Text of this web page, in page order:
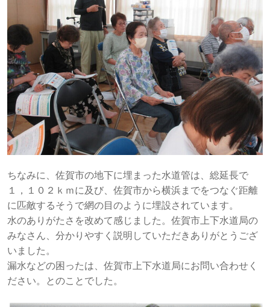
ちなみに、佐賀市の地下に埋まった水道管は、総延長で
１，１０２ｋｍに及び、佐賀市から横浜までをつなぐ距離
に匹敵するそうで網の目のように埋設されています。
水のありがたさを改めて感じました。佐賀市上下水道局の
みなさん、分かりやすく説明していただきありがとうござ
いました。
漏水などの困ったは、佐賀市上下水道局にお問い合わせく
ださい。とのことでした。